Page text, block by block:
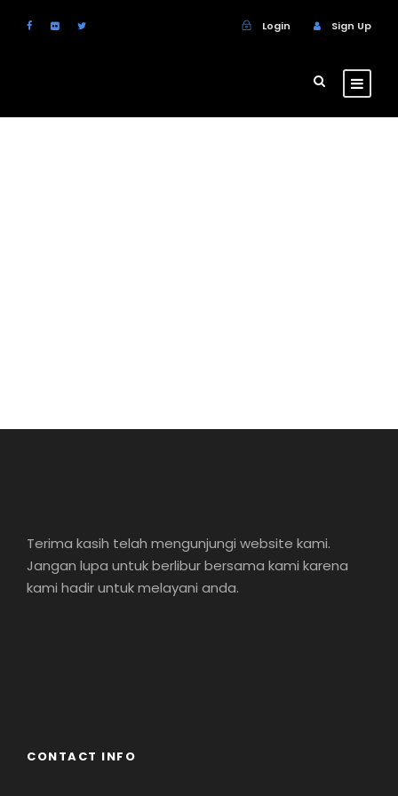
Login Sign Up
Terima kasih telah mengunjungi website kami.
Jangan lupa untuk berlibur bersama kami karena
kami hadir untuk melayani anda.
CONTACT INFO